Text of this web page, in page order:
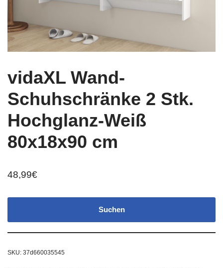
vidaXL Wand-
Schuhschränke 2 Stk.
Hochglanz-Weiß
80x18x90 cm
48,99€
Suchen
SKU: 37d660035545